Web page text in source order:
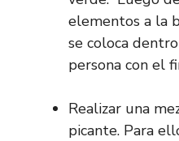
elementos a la
se coloca
persona con el
Realizar una
picante. Para